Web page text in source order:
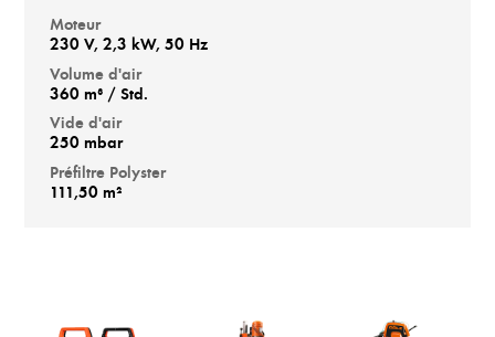
Moteur
230 V, 2,3 kW, 50 Hz
Volume d'air
360 m³ / Std.
Vide d'air
250 mbar
Préfiltre Polyster
111,50 m²